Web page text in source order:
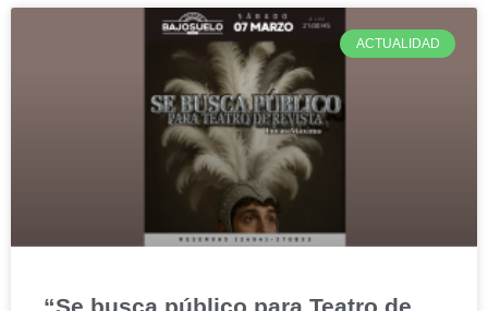
ACTUALIDAD
“Se busca público para Teatro de